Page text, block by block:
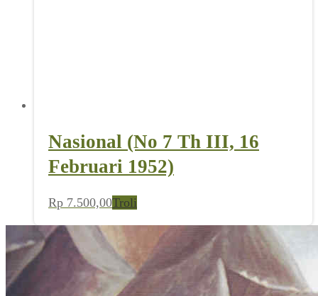
Nasional (No 7 Th III, 16
Februari 1952)
Rp 7.500,00Troli